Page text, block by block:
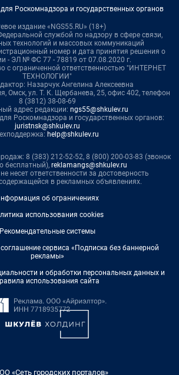
Роскомнадзора и государственных органов
издание «NGS55.RU» (18+)
службой по надзору в сфере связи,
технологий и массовых коммуникаций
номер и дата принятия решения о
- ЭЛ № ФС 77 - 78819 от 07.08.2020 г.
с ограниченной ответственностью "ИНТЕРНЕТ
ТЕХНОЛОГИИ"
Назарчук Ангелина Алексеевна
Омск, ул. Т. К. Щербанева, 25, офис 402, телефон
8 (3812) 38-08-69
адрес редакции: ngs55@shkulev.ru
Роскомнадзора и государственных органов:
juristnsk@shkulev.ru
help@shkulev.ru
8 (383) 212-52-52, 8 (800) 200-03-83 (звонок
бесплатный), reklamangs@shkulev.ru
несет ответственности за достоверность
в рекламных объявлениях.
об ограничениях
использования cookies
Рекомендательные системы
сервиса «Подписка без баннерной
рекламы»
и обработки персональных данных и
использования сайта
«Сеть городских порталов»